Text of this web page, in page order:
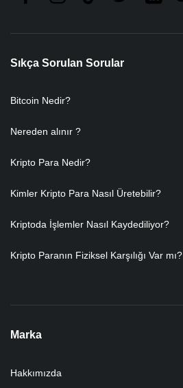
Sıkça Sorulan Sorular
Bitcoin Nedir?
Nereden alınır ?
Kripto Para Nedir?
Kimler Kripto Para Nasıl Üretebilir?
Kriptoda İşlemler Nasıl Kaydediliyor?
Kripto Paranın Fiziksel Karşılığı Var mı?
Marka
Hakkımızda